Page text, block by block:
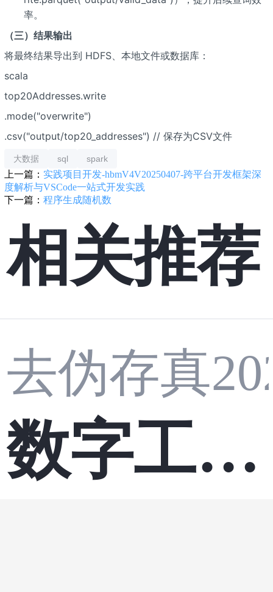
率。
（三）结果输出
将最终结果导出到 HDFS、本地文件或数据库：
scala
top20Addresses.write
.mode("overwrite")
.csv("output/top20_addresses") // 保存为CSV文件
大数据 sql spark
上一篇： 实践项目开发-hbmV4V20250407-跨平台开发框架深
度解析与VSCode一站式开发实践
下一篇： 程序生成随机数
相关推荐
去伪存真
数字工厂